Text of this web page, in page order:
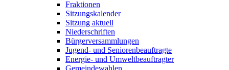
Fraktionen
Sitzungskalender
Sitzung aktuell
Niederschriften
Bürgerversammlungen
Jugend- und Seniorenbeauftragte
Energie- und Umweltbeauftragter
Gemeindewahlen